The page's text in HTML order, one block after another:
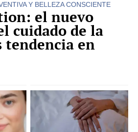
Y BELLEZA CONSCIENTE
el nuevo
cuidado de la
tendencia en